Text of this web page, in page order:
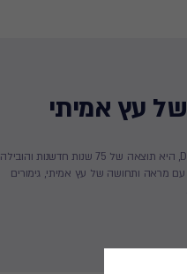
עץ אמיתי
הטכנולוגיה הייחודית שלנו, DECoCOAT, היא תוצאה של 75 שנות חדשנות והובילה
עם מראה ותחושה של עץ אמיתי, גימורים